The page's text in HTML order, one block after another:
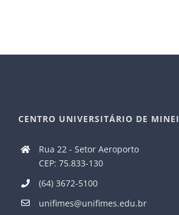
CENTRO UNIVERSITÁRIO DE
Rua 22 - Setor Aeroporto
CEP: 75.833-130
(64) 3672-5100
unifimes@unifimes.edu.br